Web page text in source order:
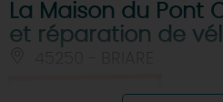
La Maison du Pont
et réparation de